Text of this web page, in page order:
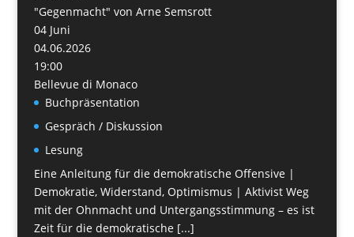
"Gegenmacht" von Arne Semsrott
04 Juni
04.06.2026
19:00
Bellevue di Monaco
Buchpräsentation
Gespräch / Diskussion
Lesung
Eine Anleitung für die demokratische Offensive |
Demokratie, Widerstand, Optimismus | Aktivist Weg
mit der Ohnmacht und Untergangsstimmung – es ist
Zeit für die demokratische [...]